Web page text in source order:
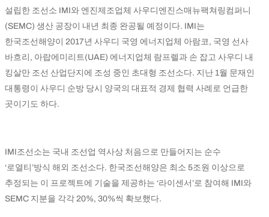
설립한 조선소 IMI와 엔진제조업체 사우디엔진스매뉴팩쳐링컴퍼니
(SEMC) 생산 공장이 내년 최종 완공될 예정이다. IMI는
한국조선해양이 2017년 사우디 국영 에너지업체 아람코, 국영 선사
바흐리, 아랍에미리트(UAE) 에너지업체 람프렐과 손 잡고 사우디 내
킹살만 조선 산업단지에 조성 중인 초대형 조선소다. 지난 1월 문재인
대통령이 사우디 순방 당시 양국의 대표적 경제 협력 사례로 언급한
곳이기도 하다.
IMI조선소는 국내 조선업 역사상 처음으로 만들어지는 순수
‘로열티’방식 해외 조선소다. 한국조선해양은 최소 5조원 이상으로
추정되는 이 프로젝트에 기술을 제공하는 ‘라이센서’로 참여해 IMI와
SEMC 지분을 각각 20%, 30%씩 확보했다.